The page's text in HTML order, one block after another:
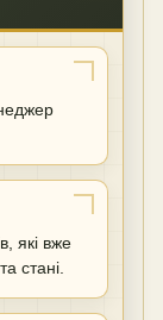
які вже
стані.